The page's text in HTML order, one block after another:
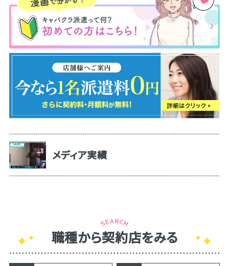
メディア実績
職種から契約店をみる